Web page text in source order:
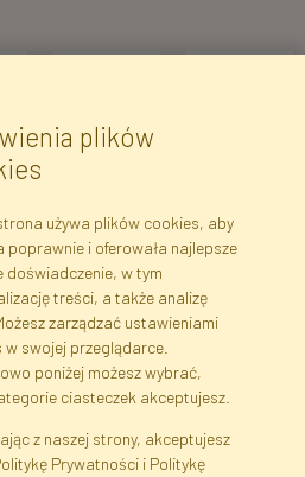
Zapisz się
Polityka Prywatności
Mapa serwisu
plików
używa plików cookies, aby
poprawnie i oferowała najlepsze
doświadczenie, w tym
treści, a także analizę
zarządzać ustawieniami
w swojej przeglądarce.
poniżej możesz wybrać,
ciasteczek akceptujesz.
z naszej strony, akceptujesz
Prywatności i Politykę